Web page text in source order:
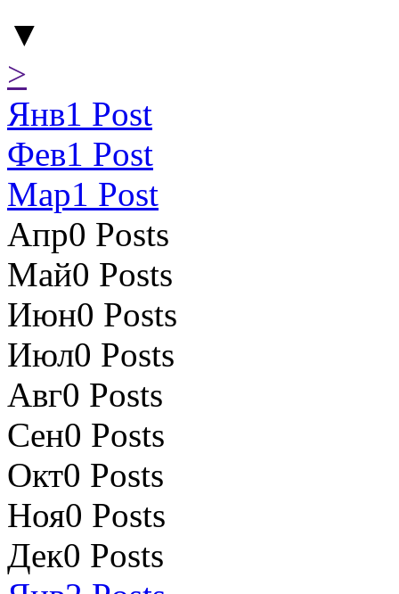
▼
>
Янв1 Post
Фев1 Post
Мар1 Post
Апр0 Posts
Май0 Posts
Июн0 Posts
Июл0 Posts
Авг0 Posts
Сен0 Posts
Окт0 Posts
Ноя0 Posts
Дек0 Posts